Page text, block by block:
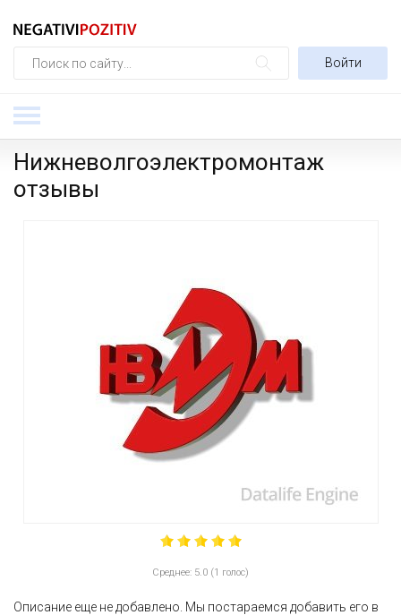
Войти
Нижневолгоэлектромонтаж
отзывы
Среднее: 5.0 (1 голос)
Описание еще не добавлено. Мы постараемся добавить его в